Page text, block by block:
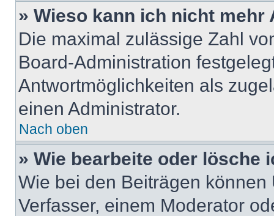
» Wieso kann ich nicht
Die maximal zulässige Zahl
Board-Administration
Antwortmöglichkeiten als
einen Administrator.
Nach oben
» Wie bearbeite oder lösche
Wie bei den Beiträgen
Verfasser, einem Moderator